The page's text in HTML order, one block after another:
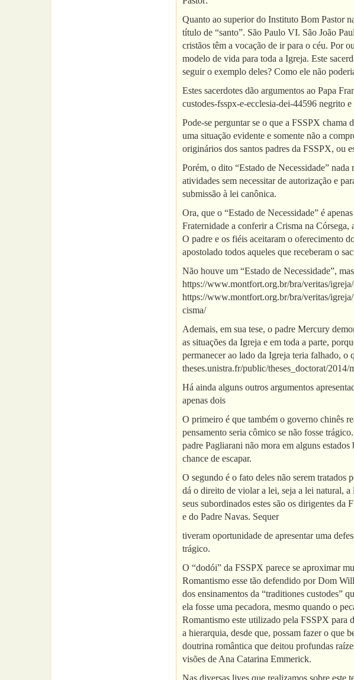
Quanto ao superior do Instituto Bom Pastor
título de “santo”. São Paulo VI. São João
cristãos têm a vocação de ir para o céu. Por
modelo de vida para toda a Igreja. Este
seguir o exemplo deles? Como ele não
Estes sacerdotes dão argumentos ao Papa
custodes-fsspx-e-ecclesia-dei-44596 negrito
Pode-se perguntar se o que a FSSPX chama
uma situação evidente e somente não a
originários dos santos padres da FSSPX, ou
Porém, o dito “Estado de Necessidade”
atividades sem necessitar de autorização e
submissão à lei canônica.
Ora, que o “Estado de Necessidade” é
Fraternidade a conferir a Crisma na Córsega,
O padre e os fiéis aceitaram o oferecimento
apostolado todos aqueles que receberam o
Não houve um “Estado de Necessidade”,
https://www.montfort.org.br/bra/veritas/
https://www.montfort.org.br/bra/veritas/
cisma/
Ademais, em sua tese, o padre Mercury
as situações da Igreja e em toda a parte,
permanecer ao lado da Igreja teria falhado,
theses.unistra.fr/public/theses_doctorat/
Há ainda alguns outros argumentos
apenas dois
O primeiro é que também o governo chinês
pensamento seria cômico se não fosse
padre Pagliarani não mora em alguns
chance de escapar.
O segundo é o fato deles não serem tratados
dá o direito de violar a lei, seja a lei natural,
seus subordinados estes são os dirigentes
e do Padre Navas. Sequer
tiveram oportunidade de apresentar uma
trágico.
O “dodói” da FSSPX parece se aproximar
Romantismo esse tão defendido por Dom
dos ensinamentos da “traditiones custodes”
ela fosse uma pecadora, mesmo quando o
Romantismo este utilizado pela FSSPX para
a hierarquia, desde que, possam fazer o que
doutrina romântica que deitou profundas
visões de Ana Catarina Emmerick.
Nas diversas lives que realizamos sobre este